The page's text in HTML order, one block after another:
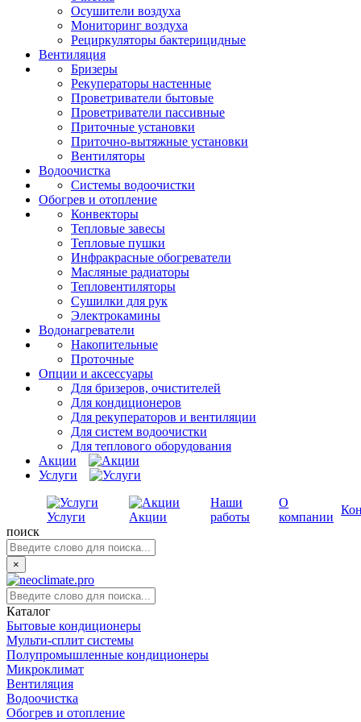
Осушители воздуха
Мониторинг воздуха
Рециркуляторы бактерицидные
Вентиляция
Бризеры
Рекуператоры настенные
Проветриватели бытовые
Проветриватели пассивные
Приточные установки
Приточно-вытяжные установки
Вентиляторы
Водоочистка
Системы водоочистки
Обогрев и отопление
Конвекторы
Тепловые завесы
Тепловые пушки
Инфракрасные обогреватели
Масляные радиаторы
Тепловентиляторы
Сушилки для рук
Электрокамины
Водонагреватели
Накопительные
Проточные
Опции и аксессуары
Для бризеров, очистителей
Для кондиционеров
Для рекуператоров и вентиляции
Для систем водоочистки
Для теплового оборудования
Акции
Услуги
Услуги Акции
Наши
работы
О
компании
поиск
×
Каталог
Бытовые кондиционеры
Мульти-сплит системы
Полупромышленные кондиционеры
Микроклимат
Вентиляция
Водоочистка
Обогрев и отопление